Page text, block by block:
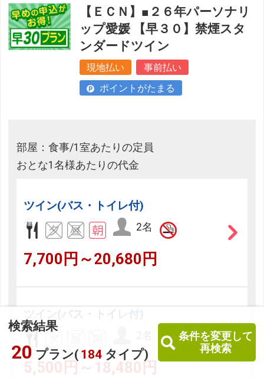
検索結果
20 プラン( 184 タイプ)
条件を変更して
再検索
【ＥＣＮ】■２６年パーソナリ
ップ愛媛 【早３０】禁煙スタ
ンダードツイン
現地払い
事前払い
ポイントがたまる
部屋：食事/1室あたりの定員
おとな1名様あたりの代金
ツイン(バス・トイレ付)
2名
7,700円～20,680円
ツイン(バス・トイレ付)
5,500円～18,480円